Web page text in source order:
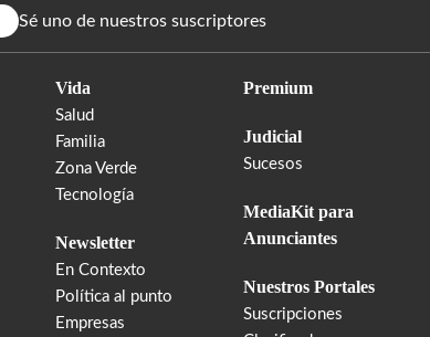
Sé uno de nuestros suscriptores
Vida
Salud
Familia
Zona Verde
Tecnología
Newsletter
En Contexto
Política al punto
Empresas
Premium
Judicial
Sucesos
MediaKit para
Anunciantes
Nuestros Portales
Suscripciones